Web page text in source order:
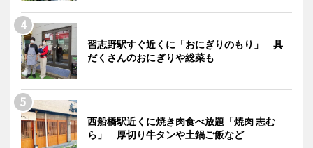
習志野駅すぐ近くに「おにぎりのもり」 具
だくさんのおにぎりや総菜も
西船橋駅近くに焼き肉食べ放題「焼肉 志む
ら」 厚切り牛タンや土鍋ご飯など